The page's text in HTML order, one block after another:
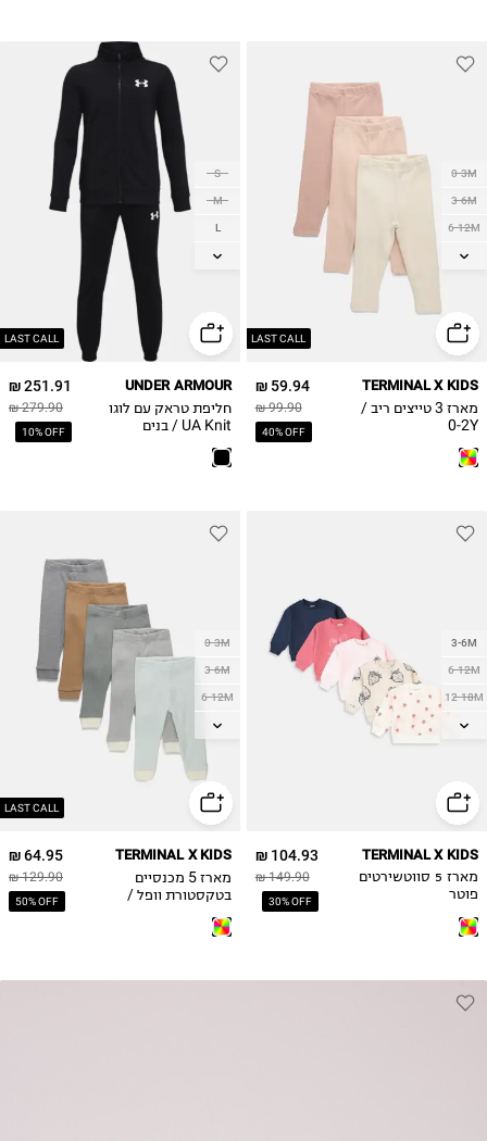
LAST CALL
0-3M
3-6M
6-12M
12-18M
59.94 ₪
99.90 ₪
40% OFF
TERMINAL X KIDS
מארז 3 טייצים ריב /
0-2Y
LAST CALL
S
M
L
XL
251.91 ₪
279.90 ₪
10% OFF
UNDER ARMOUR
חליפת טראק עם לוגו
UA Knit / בנים
3-6M
6-12M
12-18M
18-24M
104.93 ₪
149.90 ₪
30% OFF
TERMINAL X KIDS
מארז 5 סווטשירטים
פוטר
LAST CALL
0-3M
3-6M
6-12M
12-18M
18-24M
64.95 ₪
129.90 ₪
50% OFF
TERMINAL X KIDS
מארז 5 מכנסיים
בטקסטורת וופל /